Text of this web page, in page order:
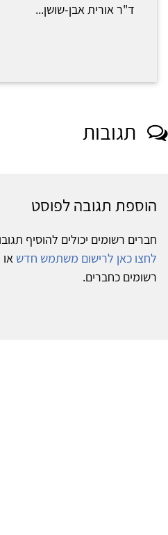
ד"ר אורית אבן-שושן...
תגובות
הוספת תגובה לפוסט
חברים רשומים יכולים להוסיף
לחצו כאן לרישום משתמש חדש
רשומים כחברים.